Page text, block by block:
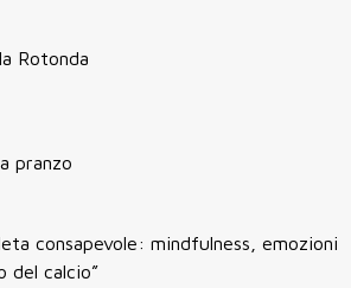
Rotonda
pranzo
consapevole: mindfulness, emozioni
del calcio”